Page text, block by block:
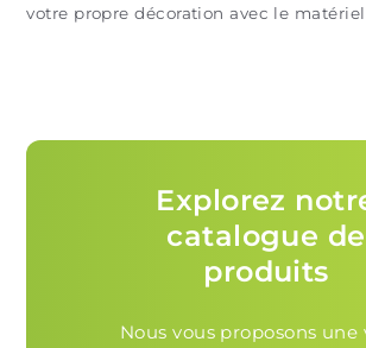
votre propre décoration avec le
Explorez
catalogue de
produits
Nous vous proposons une